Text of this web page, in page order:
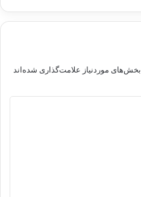
بخش‌های موردنیاز علامت‌گذاری شده‌اند